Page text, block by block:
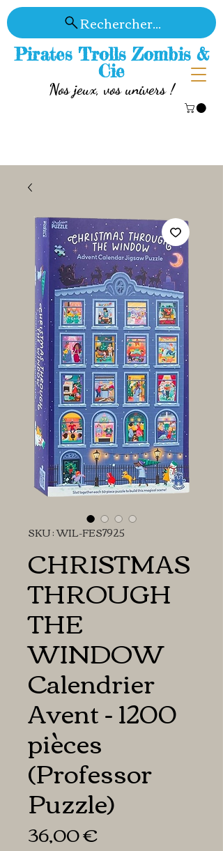
Pirates Trolls Zombis &
Cie
Nos jeux, vos univers !
Rechercher...
SKU : WIL-FES7925
CHRISTMAS
THROUGH
THE
WINDOW
Calendrier
Avent - 1200
pièces
(Professor
Puzzle)
36,00 €Prix